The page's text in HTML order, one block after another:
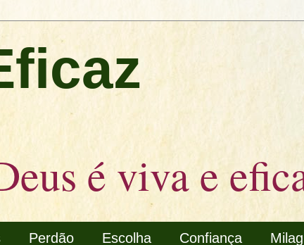
é viva e
Perdão Escolha Confiança